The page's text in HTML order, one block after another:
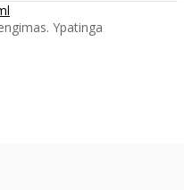
Ypatinga